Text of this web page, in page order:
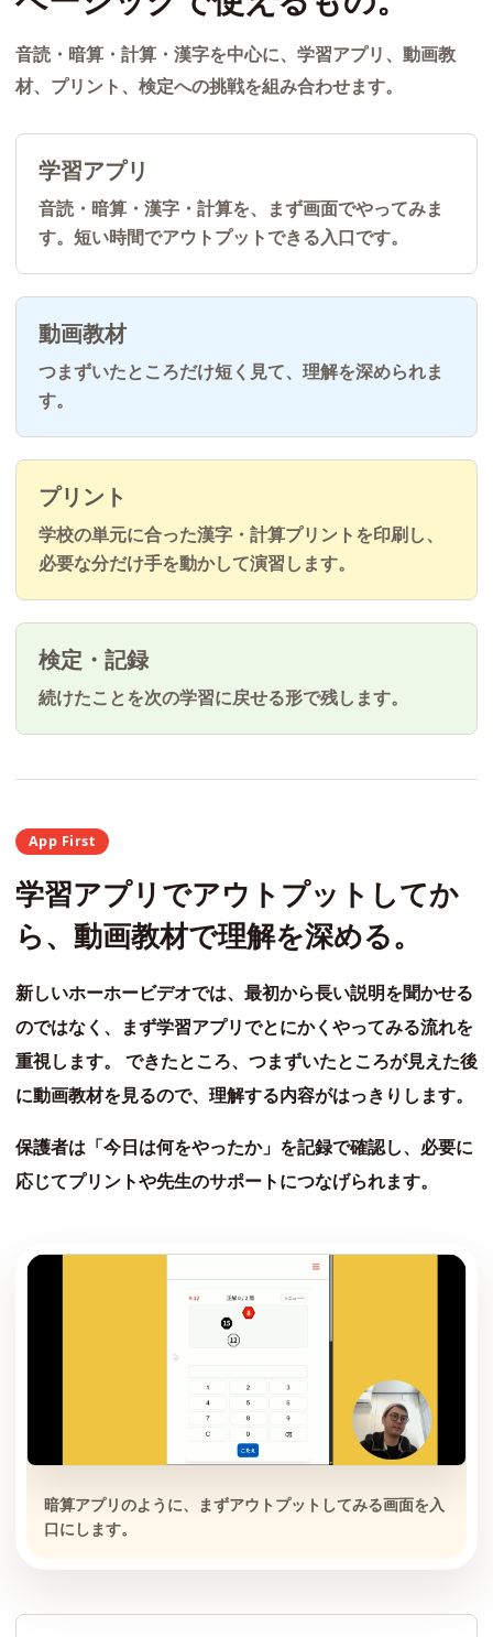
音読・暗算・計算・漢字を中心に、学習アプリ、動画教
材、プリント、検定への挑戦を組み合わせます。
学習アプリ
音読・暗算・漢字・計算を、まず画面でやってみま
す。短い時間でアウトプットできる入口です。
動画教材
つまずいたところだけ短く見て、理解を深められま
す。
プリント
学校の単元に合った漢字・計算プリントを印刷し、
必要な分だけ手を動かして演習します。
検定・記録
続けたことを次の学習に戻せる形で残します。
App First
学習アプリでアウトプットしてか
ら、動画教材で理解を深める。
新しいホーホービデオでは、最初から長い説明を聞かせる
のではなく、まず学習アプリでとにかくやってみる流れを
重視します。 できたところ、つまずいたところが見えた後
に動画教材を見るので、理解する内容がはっきりします。
保護者は「今日は何をやったか」を記録で確認し、必要に
応じてプリントや先生のサポートにつなげられます。
暗算アプリのように、まずアウトプットしてみる画面を入
口にします。